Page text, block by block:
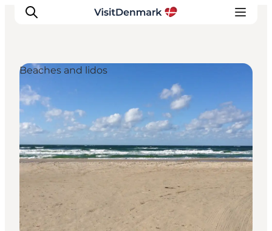
Inspirations
Destinations
Quoi faire
Hébergements
Planifiez votre voyage
Beaches and lidos